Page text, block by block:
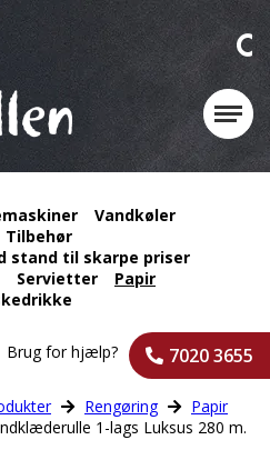
Vandkøler
Tilbehør
stand til skarpe priser
Servietter
Papir
Brug for hjælp? 7020 3655
Rengøring
Papir
1-lags Luksus 280 m.